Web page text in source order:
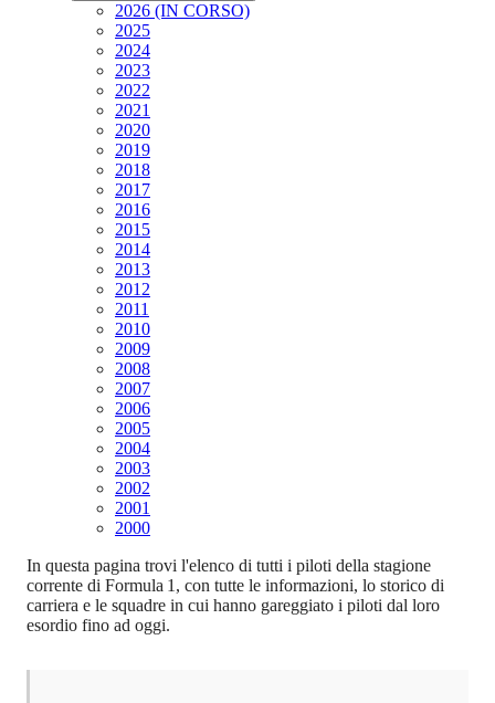
2026 (IN CORSO)
2025
2024
2023
2022
2021
2020
2019
2018
2017
2016
2015
2014
2013
2012
2011
2010
2009
2008
2007
2006
2005
2004
2003
2002
2001
2000
In questa pagina trovi l'elenco di tutti i piloti della stagione
corrente di Formula 1, con tutte le informazioni, lo storico di
carriera e le squadre in cui hanno gareggiato i piloti dal loro
esordio fino ad oggi.